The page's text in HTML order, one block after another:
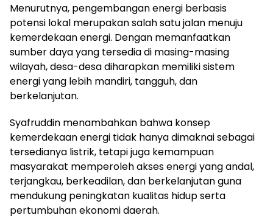
Menurutnya, pengembangan energi berbasis
potensi lokal merupakan salah satu jalan menuju
kemerdekaan energi. Dengan memanfaatkan
sumber daya yang tersedia di masing-masing
wilayah, desa-desa diharapkan memiliki sistem
energi yang lebih mandiri, tangguh, dan
berkelanjutan.
Syafruddin menambahkan bahwa konsep
kemerdekaan energi tidak hanya dimaknai sebagai
tersedianya listrik, tetapi juga kemampuan
masyarakat memperoleh akses energi yang andal,
terjangkau, berkeadilan, dan berkelanjutan guna
mendukung peningkatan kualitas hidup serta
pertumbuhan ekonomi daerah.